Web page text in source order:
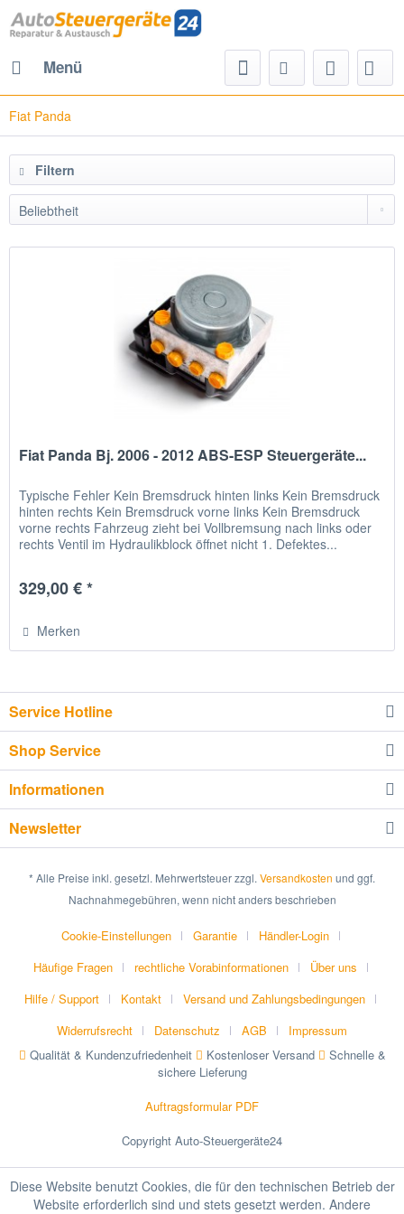
Menü
Fiat Panda
Filtern
Fiat Panda Bj. 2006 - 2012 ABS-ESP Steuergeräte...
Typische Fehler Kein Bremsdruck hinten links Kein Bremsdruck
hinten rechts Kein Bremsdruck vorne links Kein Bremsdruck
vorne rechts Fahrzeug zieht bei Vollbremsung nach links oder
rechts Ventil im Hydraulikblock öffnet nicht 1. Defektes...
329,00 € *
Merken
Service Hotline
Shop Service
Informationen
Newsletter
* Alle Preise inkl. gesetzl. Mehrwertsteuer zzgl. Versandkosten und ggf.
Nachnahmegebühren, wenn nicht anders beschrieben
Cookie-Einstellungen Garantie
Händler-Login
Häufige Fragen
rechtliche Vorabinformationen
Über uns
Hilfe / Support
Kontakt
Versand und Zahlungsbedingungen
Widerrufsrecht
Datenschutz AGB
Impressum
Qualität & Kundenzufriedenheit
Kostenloser Versand
Schnelle &
sichere Lieferung
Auftragsformular PDF
Copyright Auto-Steuergeräte24
Diese Website benutzt Cookies, die für den technischen Betrieb der
Website erforderlich sind und stets gesetzt werden. Andere